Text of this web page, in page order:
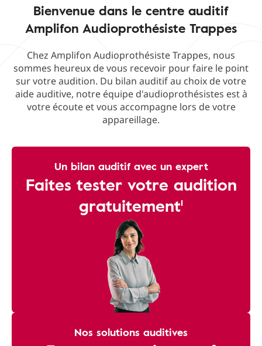
Bienvenue dans le centre auditif
Amplifon Audioprothésiste Trappes
Chez Amplifon Audioprothésiste Trappes, nous
sommes heureux de vous recevoir pour faire le point
sur votre audition. Du bilan auditif au choix de votre
aide auditive, notre équipe d'audioprothésistes est à
votre écoute et vous accompagne lors de votre
appareillage.
Un bilan auditif avec un expert
Faites tester votre audition
gratuitement¹
Nos solutions auditives